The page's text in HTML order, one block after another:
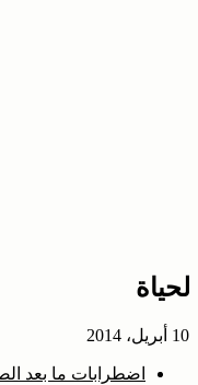
الحياة
10 أبريل، 2014
اضطرابات ما بعد